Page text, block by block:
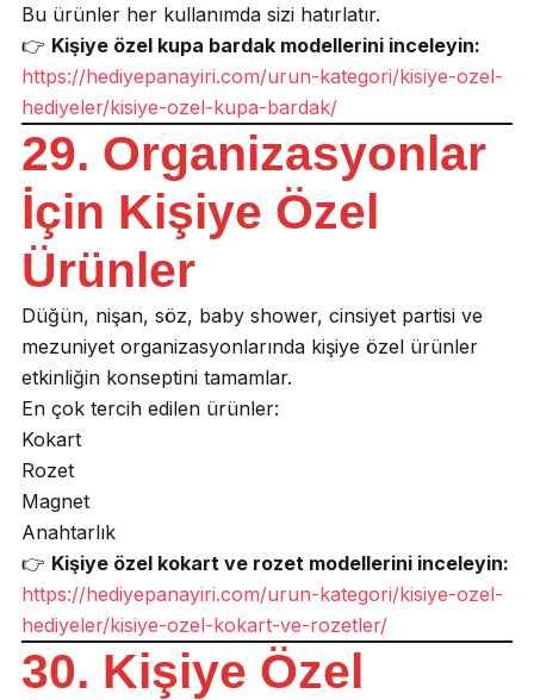
Bu ürünler her kullanımda sizi hatırlatır.
👉 Kişiye özel kupa bardak modellerini inceleyin:
https://hediyepanayiri.com/urun-kategori/kisiye-ozel-
hediyeler/kisiye-ozel-kupa-bardak/
29. Organizasyonlar
İçin Kişiye Özel
Ürünler
Düğün, nişan, söz, baby shower, cinsiyet partisi ve
mezuniyet organizasyonlarında kişiye özel ürünler
etkinliğin konseptini tamamlar.
En çok tercih edilen ürünler:
Kokart
Rozet
Magnet
Anahtarlık
👉 Kişiye özel kokart ve rozet modellerini inceleyin:
https://hediyepanayiri.com/urun-kategori/kisiye-ozel-
hediyeler/kisiye-ozel-kokart-ve-rozetler/
30. Kişiye Özel